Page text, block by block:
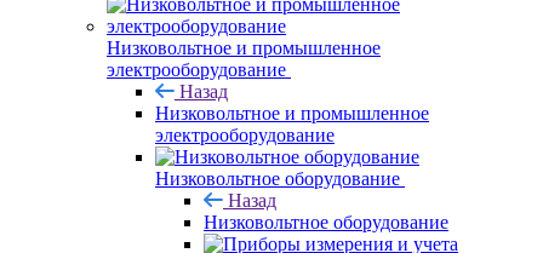
Низковольтное и промышленное
электрооборудование
Назад
Низковольтное и промышленное
электрооборудование
Низковольтное оборудование
Назад
Низковольтное оборудование